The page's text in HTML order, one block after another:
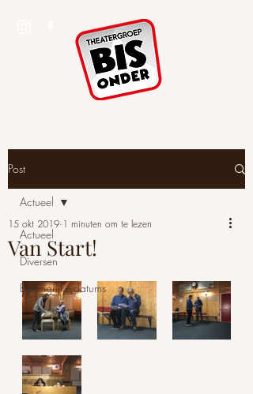
Post
Actueel
Diversen
Belangrijke datums
Actueel
Van Start!
15 okt 2019 1 minuten om te lezen